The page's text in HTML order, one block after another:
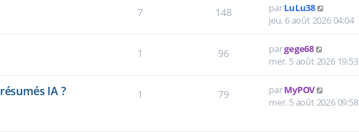
7 148 parLuLu38
jeu. 6 août 2026 04:04
1 96 pargege68
mer. 5 août 2026 19:53
IA ?
1 79 parMyPOV
mer. 5 août 2026 09:58